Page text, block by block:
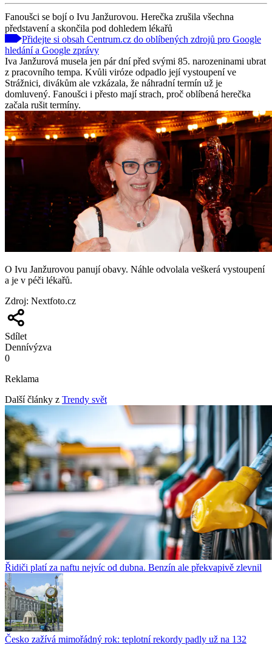
Fanoušci se bojí o Ivu Janžurovou. Herečka zrušila všechna
představení a skončila pod dohledem lékařů
Přidejte si obsah Centrum.cz do oblíbených zdrojů pro Google
hledání a Google zprávy
Iva Janžurová musela jen pár dní před svými 85. narozeninami ubrat
z pracovního tempa. Kvůli viróze odpadlo její vystoupení ve
Strážnici, divákům ale vzkázala, že náhradní termín už je
domluvený. Fanoušci i přesto mají strach, proč oblíbená herečka
začala rušit termíny.
O Ivu Janžurovou panují obavy. Náhle odvolala veškerá vystoupení
a je v péči lékařů.
Zdroj: Nextfoto.cz
Sdílet
Dennívýzva
0
Reklama
Další články z Trendy svět
Řidiči platí za naftu nejvíc od dubna. Benzín ale překvapivě zlevnil
Česko zažívá mimořádný rok: teplotní rekordy padly už na 132